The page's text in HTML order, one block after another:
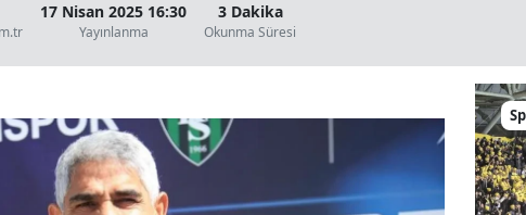
17 Nisan 2025 16:30
Yayınlanma
3 Dakika
Okunma Süresi